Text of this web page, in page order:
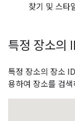
찾기 및 스타
특정 장소의
특정 장소의 장소
용하여 장소를 검